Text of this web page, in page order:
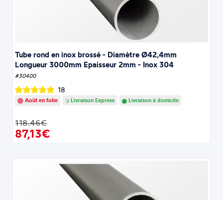
Tube rond en inox brossé - Diamètre Ø42,4mm
Longueur 3000mm Epaisseur 2mm - Inox 304
#30400
18
Août en folie Livraison Express Livraison à domicile
118.46€
87,13€